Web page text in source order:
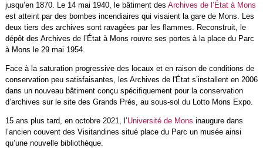
jusqu’en 1870. Le 14 mai 1940, le bâtiment des Archives de l’État à Mons
est atteint par des bombes incendiaires qui visaient la gare de Mons. Les
deux tiers des archives sont ravagées par les flammes. Reconstruit, le
dépôt des Archives de l’État à Mons rouvre ses portes à la place du Parc
à Mons le 29 mai 1954.
Face à la saturation progressive des locaux et en raison de conditions de
conservation peu satisfaisantes, les Archives de l'État s’installent en 2006
dans un nouveau bâtiment conçu spécifiquement pour la conservation
d’archives sur le site des Grands Prés, au sous-sol du Lotto Mons Expo.
15 ans plus tard, en octobre 2021, l’Université de Mons inaugure dans
l’ancien couvent des Visitandines situé place du Parc un musée ainsi
qu’une nouvelle bibliothèque.